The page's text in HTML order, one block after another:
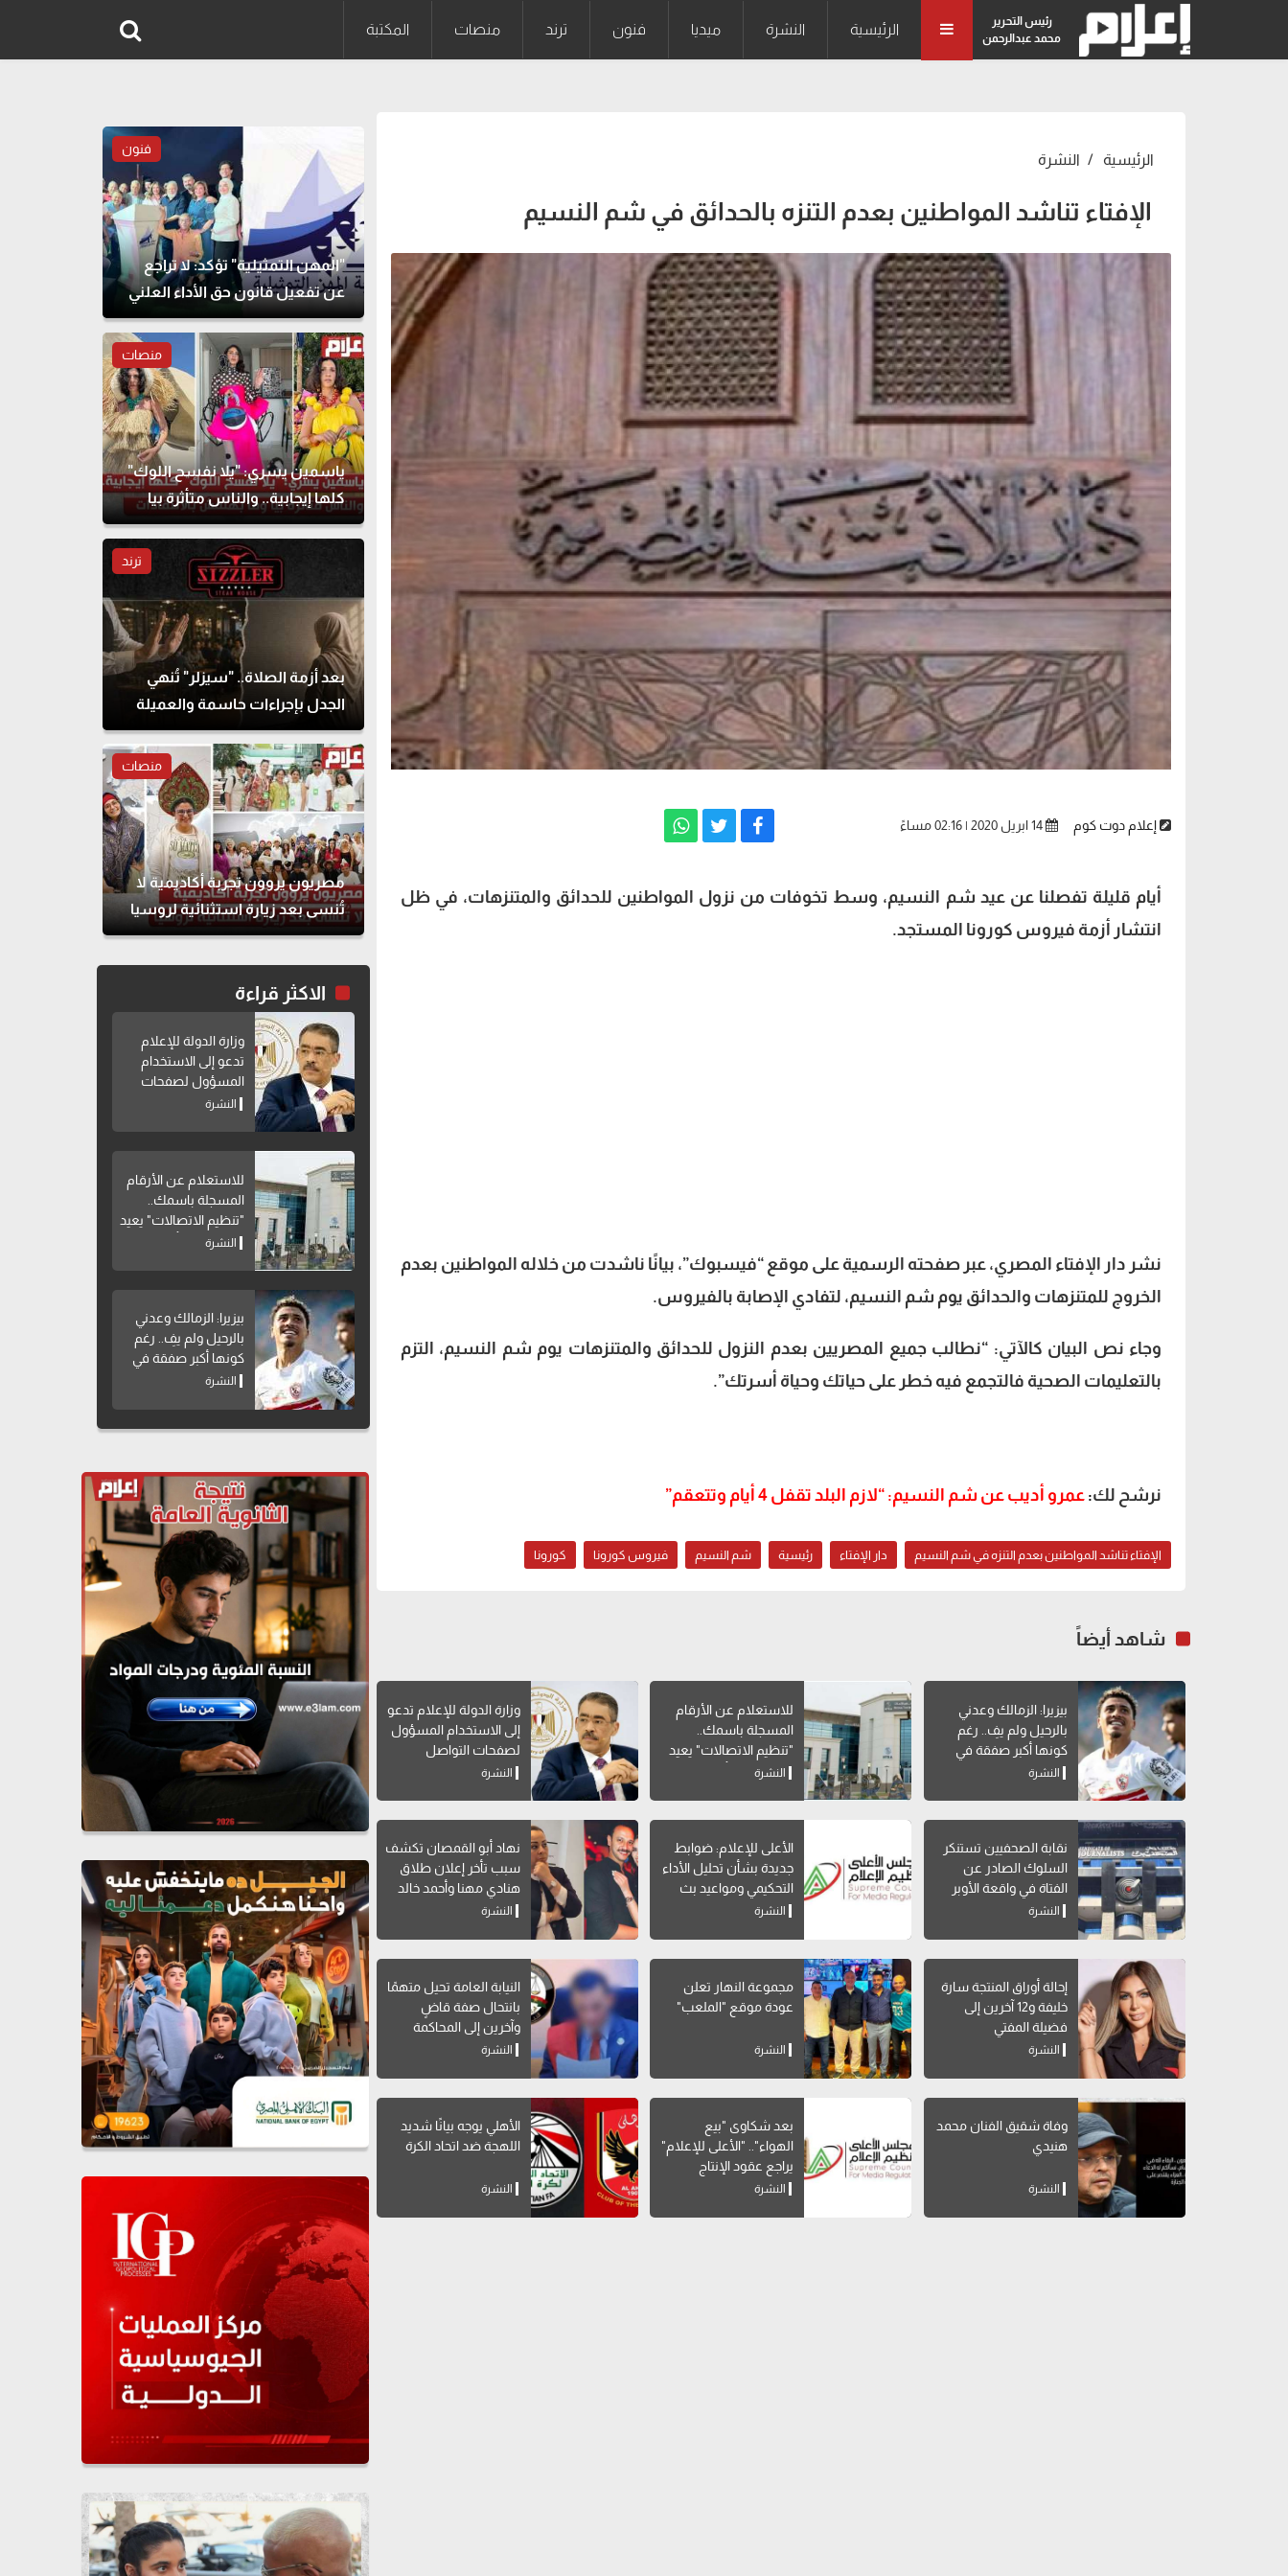
رئيس التحرير
محمد عبدالرحمن
الرئيسية النشرة ميديا فنون ترند منصات المكتبة
الرئيسية النشرة
الإفتاء تناشد المواطنين بعدم التنزه بالحدائق في شم النسيم
إعلام دوت كوم
أيام قليلة تفصلنا عن عيد شم النسيم، وسط تخوفات من نزول المواطنين للحدائق والمتنزهات، في ظل
انتشار أزمة فيروس كورونا المستجد.
نشر دار الإفتاء المصري، عبر صفحته الرسمية على موقع “فيسبوك”، بيانًا ناشدت من خلاله المواطنين بعدم
الخروج للمتنزهات والحدائق يوم شم النسيم، لتفادي الإصابة بالفيروس.
وجاء نص البيان كالآتي: “نطالب جميع المصريين بعدم النزول للحدائق والمتنزهات يوم ⁧‫شم النسيم‬، ‫التزم
بالتعليمات الصحية فالتجمع فيه خطر على حياتك وحياة أسرتك”.
نرشح لك: عمرو أديب عن شم النسيم: “لازم البلد تقفل 4 أيام وتتعقم”
الإفتاء تناشد المواطنين بعدم التنزه في شم النسيم دار الإفتاء رئيسية شم النسيم فيروس كورونا كورونا
شاهد أيضاً
بيزيرا: الزمالك وعدني
بالرحيل ولم يفِ.. رغم
كونها أكبر صفقة في
تاريخه
النشرة
للاستعلام عن الأرقام
المسجلة باسمك..
"تنظيم الاتصالات" يعيد
إتاحة خدمة "أرقامي" عبر
النشرة
وزارة الدولة للإعلام تدعو
إلى الاستخدام المسؤول
لصفحات التواصل
الاجتماعي
النشرة
نقابة الصحفيين تستنكر
السلوك الصادر عن
الفتاة في واقعة الأوبر
النشرة
الأعلى للإعلام: ضوابط
جديدة بشأن تحليل الأداء
التحكيمي ومواعيد بث
البرامج الرياضية
النشرة
نهاد أبو القمصان تكشف
سبب تأخر إعلان طلاق
هنادي مهنا وأحمد خالد
صالحالنشرة
إحالة أوراق المنتجة سارة
خليفة و12 آخرين إلى
فضيلة المفتي
النشرة
مجموعة النهار تعلن
عودة موقع "الملعب"
النشرة
النيابة العامة تحيل متهمًا
بانتحال صفة قاضٍ
وآخرين إلى المحاكمة
النشرة
وفاة شقيق الفنان محمد
هنيدي
النشرة
بعد شكاوى "بيع
الهواء".. "الأعلى للإعلام"
يراجع عقود الإنتاج
المشترك بالقنوات
النشرة
الأهلي يوجه بيانًا شديد
اللهجة ضد اتحاد الكرة
النشرة
فنون
"المهن التمثيلية" تؤكد: لا تراجع
عن تفعيل قانون حق الأداء العلني
منصات
ياسمين يسري: "يلا نفسح اللوك"
كلها إيجابية.. والناس متأثرة بيا
وما بهتمش بالانتقادات
ترند
بعد أزمة الصلاة.. "سيزلر" تُنهي
الجدل بإجراءات حاسمة والعميلة
تحذف المنشور
منصات
مصريون يروون تجربة أكاديمية لا
تُنسى بعد زيارة استثنائية لروسيا
الاكثر قراءة
وزارة الدولة للإعلام
تدعو إلى الاستخدام
المسؤول لصفحات
التواصل الاجتماعي
النشرة
للاستعلام عن الأرقام
المسجلة باسمك..
"تنظيم الاتصالات" يعيد
إتاحة خدمة "أرقامي"
النشرة
بيزيرا: الزمالك وعدني
بالرحيل ولم يفِ.. رغم
كونها أكبر صفقة في
تاريخه
النشرة